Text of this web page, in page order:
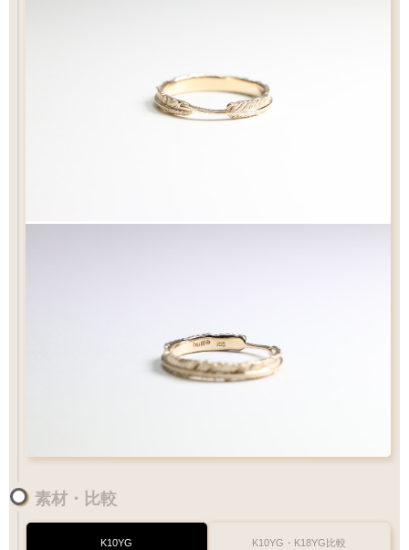
素材・比較
K10YG K10YG・K18YG比較